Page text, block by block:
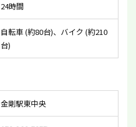
24時間
自転車 (約80台)、バイク (約210
台)
金剛駅東中央